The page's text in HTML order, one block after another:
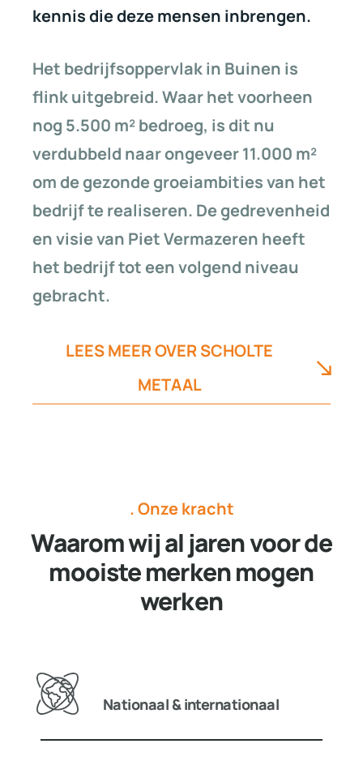
kennis die deze mensen inbrengen.
Het bedrijfsoppervlak in Buinen is
flink uitgebreid. Waar het voorheen
nog 5.500 m² bedroeg, is dit nu
verdubbeld naar ongeveer 11.000 m²
om de gezonde groeiambities van het
bedrijf te realiseren. De gedrevenheid
en visie van Piet Vermazeren heeft
het bedrijf tot een volgend niveau
gebracht.
LEES MEER OVER SCHOLTE
METAAL
. Onze kracht
Waarom wij al jaren voor de
mooiste merken mogen
werken
Nationaal & internationaal